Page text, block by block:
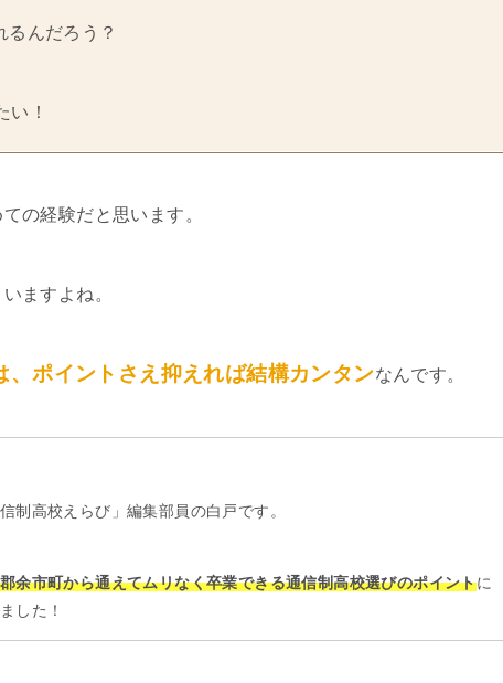
るんだろう？
い！
の経験だと思います。
ますよね。
、ポイントさえ抑えれば結構カンタンなんです。
制高校えらび」編集部員の白戸です。
余市町から通えてムリなく卒業できる通信制高校選びのポイントに
した！